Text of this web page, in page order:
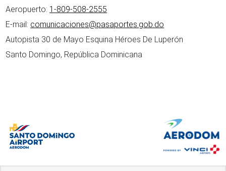
Aeropuerto: 1-809-508-2555
E-mail: comunicaciones@pasaportes.gob.do
Autopista 30 de Mayo Esquina Héroes De Luperón
Santo Domingo, República Dominicana